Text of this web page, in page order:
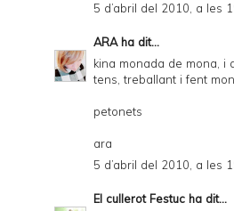
5 d’abril del 2010, a les
ARAha dit...
kina monada de mona, i
tens, treballant i fent
petonets
ara
5 d’abril del 2010, a les
El cullerot Festuc ha dit...